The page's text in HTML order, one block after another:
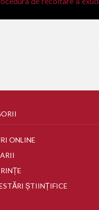
ONLINE
ȘTIINȚIFICE